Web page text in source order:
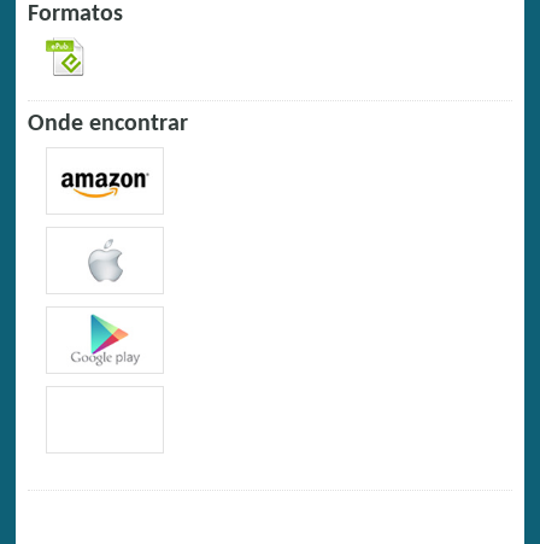
Formatos
Onde encontrar